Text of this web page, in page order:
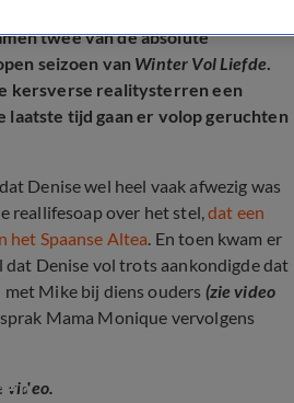
twee van de absolute
seizoen van Winter Vol Liefde.
kersverse realitysterren een
laatste tijd gaan er volop geruchten
Denise wel heel vaak afwezig was
reallifesoap over het stel,dat een
het Spaanse Altea. En toen kwam er
dat Denise vol trots aankondigde dat
met Mike bij diens ouders (zie video
Mama Monique vervolgens
video.